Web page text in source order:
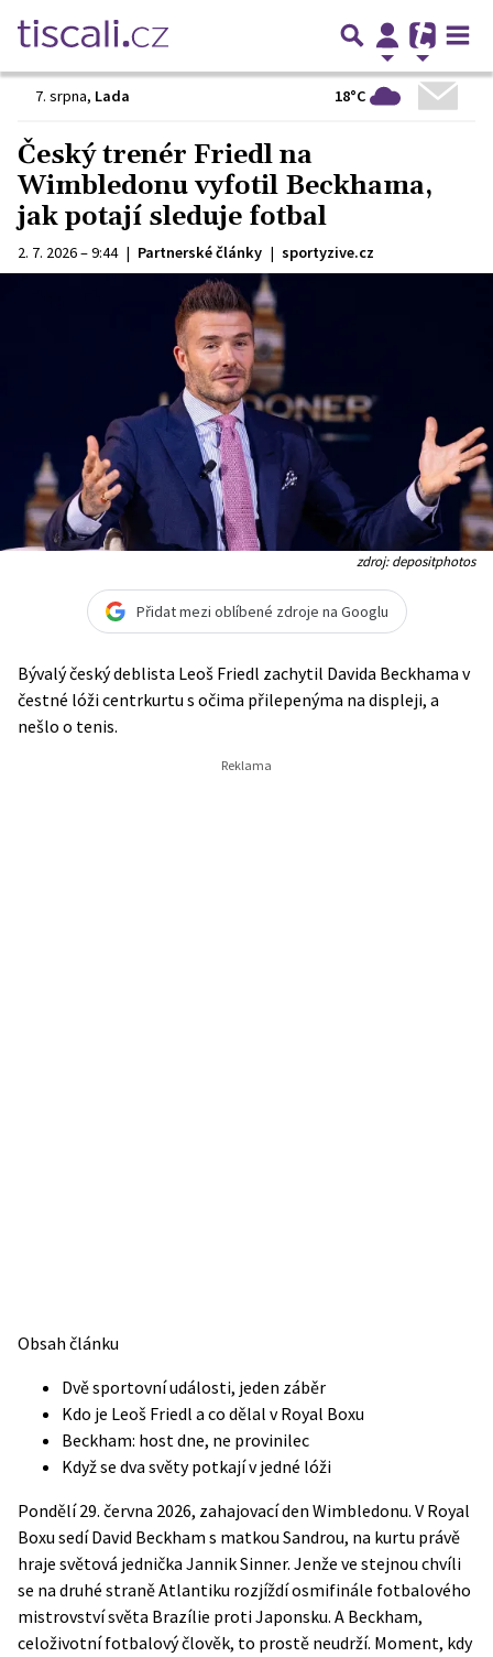
7. srpna, Lada 18°C
Český trenér Friedl na
Wimbledonu vyfotil Beckhama,
jak potají sleduje fotbal
2. 7. 2026 – 9:44 | Partnerské články | sportyzive.cz
zdroj: depositphotos
Přidat mezi oblíbené zdroje na Googlu
Bývalý český deblista Leoš Friedl zachytil Davida Beckhama v
čestné lóži centrkurtu s očima přilepenýma na displeji, a
nešlo o tenis.
Obsah článku
Dvě sportovní události, jeden záběr
Kdo je Leoš Friedl a co dělal v Royal Boxu
Beckham: host dne, ne provinilec
Když se dva světy potkají v jedné lóži
Pondělí 29. června 2026, zahajovací den Wimbledonu. V Royal
Boxu sedí David Beckham s matkou Sandrou, na kurtu právě
hraje světová jednička Jannik Sinner. Jenže ve stejnou chvíli
se na druhé straně Atlantiku rozjíždí osmifinále fotbalového
mistrovství světa Brazílie proti Japonsku. A Beckham,
celoživotní fotbalový člověk, to prostě neudrží. Moment, kdy